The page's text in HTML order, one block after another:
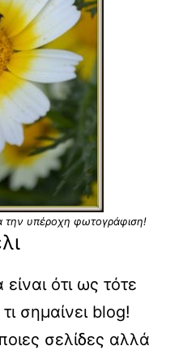
την υπέροχη φωτογράφιση!
ότι ως τότε
σημαίνει blog!
σελίδες αλλά